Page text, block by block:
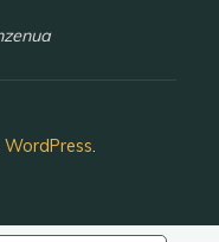
WordPress.